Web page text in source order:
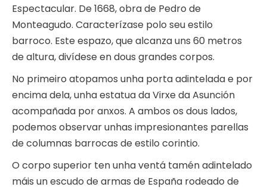
Espectacular. De 1668, obra de Pedro de
Monteagudo. Caracterízase polo seu estilo
barroco. Este espazo, que alcanza uns 60 metros
de altura, divídese en dous grandes corpos.
No primeiro atopamos unha porta adintelada e por
encima dela, unha estatua da Virxe da Asunción
acompañada por anxos. A ambos os dous lados,
podemos observar unhas impresionantes parellas
de columnas barrocas de estilo corintio.
O corpo superior ten unha ventá tamén adintelado
máis un escudo de armas de España rodeado de